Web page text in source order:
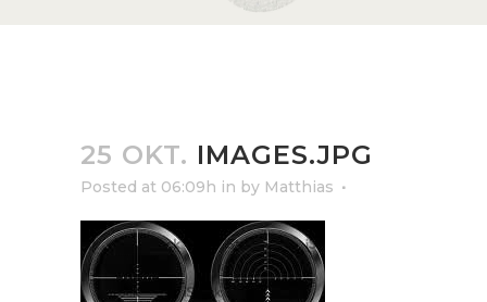
25 OKT. IMAGES.JPG
Posted at 06:09h in by Matthias